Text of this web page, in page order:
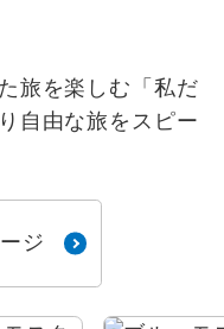
旅を楽しむ「私だ
自由な旅をスピー
ジ